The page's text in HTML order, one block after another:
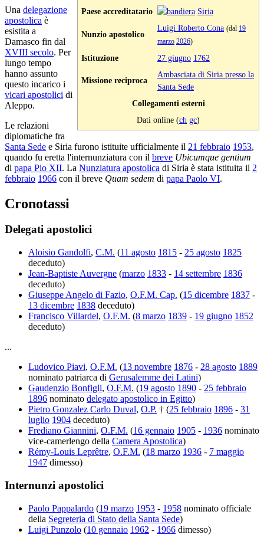
Paese accreditatario Siria
Nunzio apostolico
Luigi Roberto Cona (dal 19
marzo 2026)
Istituzione 27 giugno 1762
Missione reciproca
Ambasciata di Siria presso la
Santa Sede
Collegamenti esterni
Dati online (ch gc)
Una delegazione
apostolica è
esistita a
Damasco fin dal
XVIII secolo. Per
lungo tempo
hanno assunto
questo incarico i
vicari apostolici di
Aleppo.
Le relazioni
diplomatiche fra
Santa Sede e Siria furono istituite ufficialmente il 21 febbraio 1953,
quando fu eretta l'internunziatura con il breve Ubicumque gentium
di papa Pio XII. La Nunziatura apostolica di Siria è stata istituita il 2
febbraio 1966 con il breve Quam sedem di papa Paolo VI.
Cronotassi
Delegati apostolici
Aloisio Gandolfi, C.M. (11 agosto 1815 - 25 agosto 1825
deceduto)
Jean-Baptiste Auvergne (marzo 1833 - 14 settembre 1836
deceduto)
Giuseppe Angelo di Fazio, O.F.M. Cap. (15 dicembre 1837 -
13 dicembre 1838 deceduto)
Francisco Villardel, O.F.M. (8 marzo 1839 - 19 giugno 1852
deceduto)
...
Ludovico Piavi, O.F.M. (13 novembre 1876 - 28 agosto 1889
nominato patriarca di Gerusalemme dei Latini)
Gaudenzio Bonfigli, O.F.M. (19 agosto 1890 - 25 febbraio
1896 nominato delegato apostolico in Egitto)
Pietro Gonzalez Carlo Duval, O.P. † (25 febbraio 1896 - 31
luglio 1904 deceduto)
Frediano Giannini, O.F.M. (16 gennaio 1905 - 1936 nominato
vice-camerlengo della Camera Apostolica)
Rémy-Louis Leprêtre, O.F.M. (18 marzo 1936 - 7 maggio
1947 dimesso)
Internunzi apostolici
Paolo Pappalardo (19 marzo 1953 - 1958 nominato officiale
della Segreteria di Stato della Santa Sede)
Luigi Punzolo (10 gennaio 1962 - 1966 dimesso)